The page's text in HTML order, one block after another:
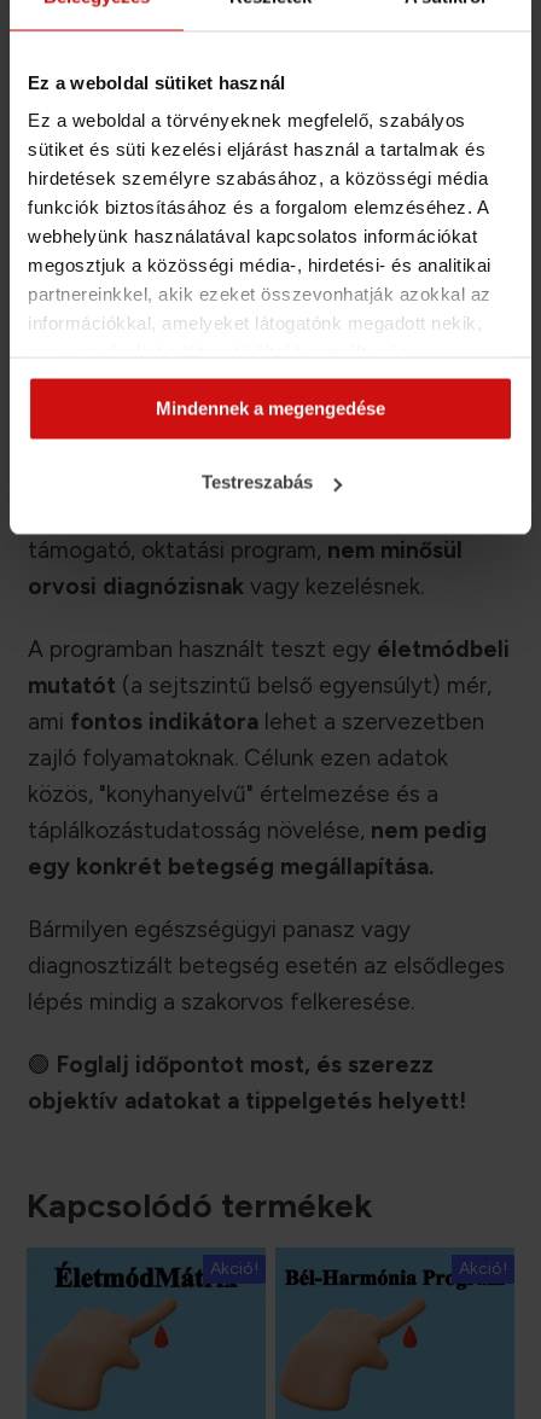
Ez a weboldal sütiket használ
Ez a weboldal a törvényeknek megfelelő, szabályos
sütiket és süti kezelési eljárást használ a tartalmak és
hirdetések személyre szabásához, a közösségi média
funkciók biztosításához és a forgalom elemzéséhez. A
webhelyünk használatával kapcsolatos információkat
megosztjuk a közösségi média-, hirdetési- és analitikai
partnereinkkel, akik ezeket összevonhatják azokkal az
információkkal, amelyeket látogatónk megadott nekik,
szolgáltatásokból gyűjtöttek. Elfogadásával segíti a
munkánkat és nagyobb felhasználói élményt
biztosíthatunk mi is látogatóinknak.
Mindennek a megengedése
Testreszabás
konzultációaz eredmények közös,
"konyhanyelvű" átbeszélésére és a stratégia
felépítésére.
💳Fizetési lehetőségek:
Bankkártya
Átutalás
SZÉP kártya (MBH, K&H, OTP)
Egészségpénztári elszámolás (Prémium,
Allianz, Izys, Vitamin, Generali, OTP) 👉
támogató, oktatási program, nem minősül
orvosi diagnózisnak vagy kezelésnek.
A programban használt teszt egy életmódbeli
mutatót (a sejtszintű belső egyensúlyt) mér,
ami fontos indikátora lehet a szervezetben
zajló folyamatoknak. Célunk ezen adatok
közös, "konyhanyelvű" értelmezése és a
táplálkozástudatosság növelése, nem pedig
egy konkrét betegség megállapítása.
Bármilyen egészségügyi panasz vagy
diagnosztizált betegség esetén az elsődleges
lépés mindig a szakorvos felkeresése.
🟢 Foglalj időpontot most, és szerezz
objektív adatokat a tippelgetés helyett!
Kapcsolódó termékek
Akció! Akció!